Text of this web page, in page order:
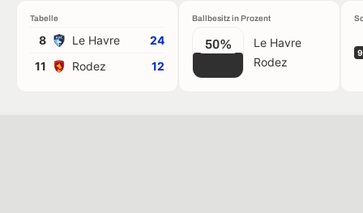
Tabelle
8 Le Havre
24
11
Rodez 12
Ballbesitz in Prozent
50%
Le Havre
Rodez
9